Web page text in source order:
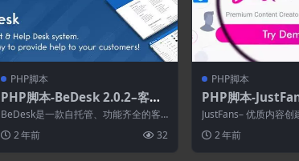
PHP脚本
PHP脚本-BeDesk 2.0.2–客户
支持软件和帮助台票务系统
BeDesk是一款自托管、功能齐全的客
软件，无...
2 年前 32
PHP脚本
PHP脚本-
质内容创作者
JustFans– 优质内容创
2 年前